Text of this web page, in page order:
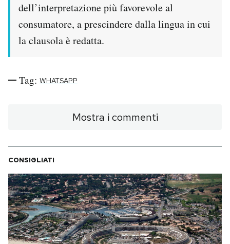
dell’interpretazione più favorevole al
consumatore, a prescindere dalla lingua in cui
la clausola è redatta.
Tag: WHATSAPP
Mostra i commenti
CONSIGLIATI